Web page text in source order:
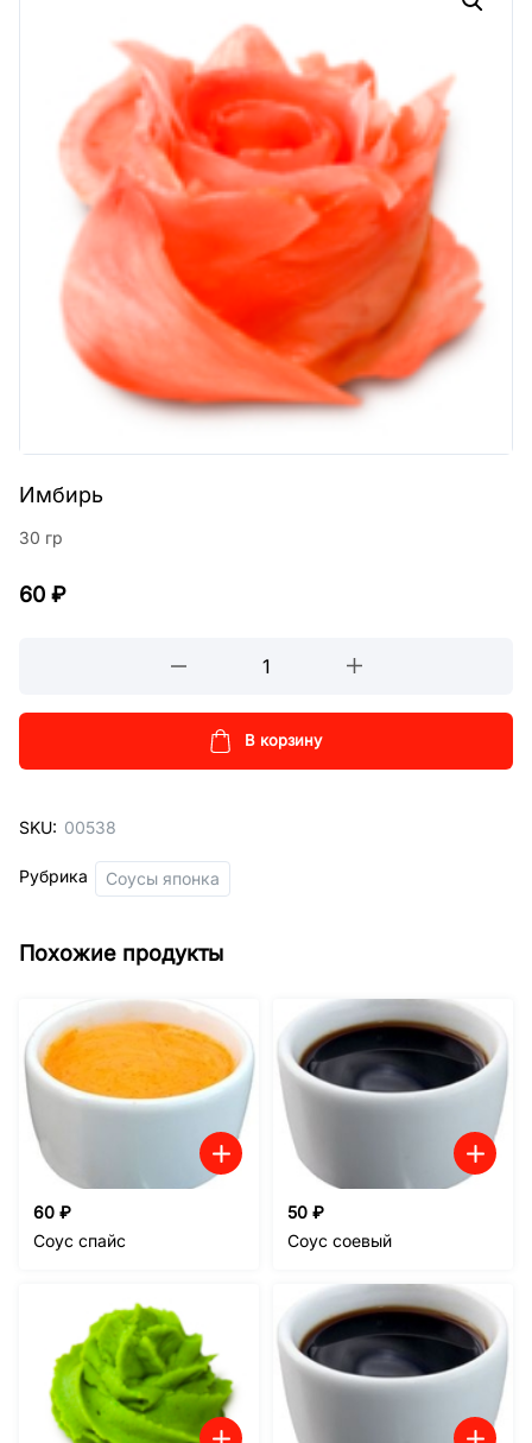
Имбирь
30 гр
60 ₽
во
В корзину
SKU: 00538
Рубрика Соусы японка
Похожие продукты
60 ₽
Соус спайс
50 ₽
Соус соевый